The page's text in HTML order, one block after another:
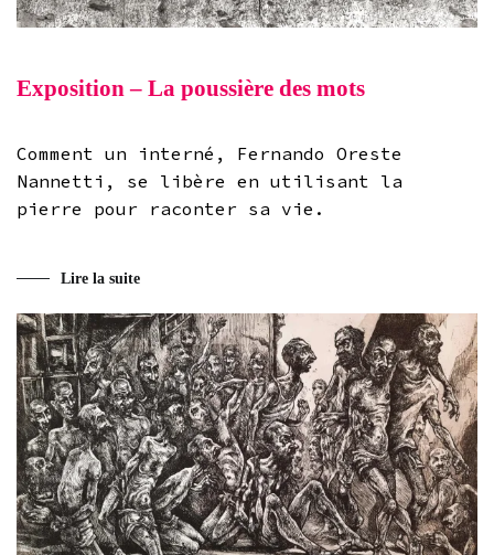
Exposition – La poussière des mots
Comment un interné, Fernando Oreste
Nannetti, se libère en utilisant la
pierre pour raconter sa vie.
Lire la suite